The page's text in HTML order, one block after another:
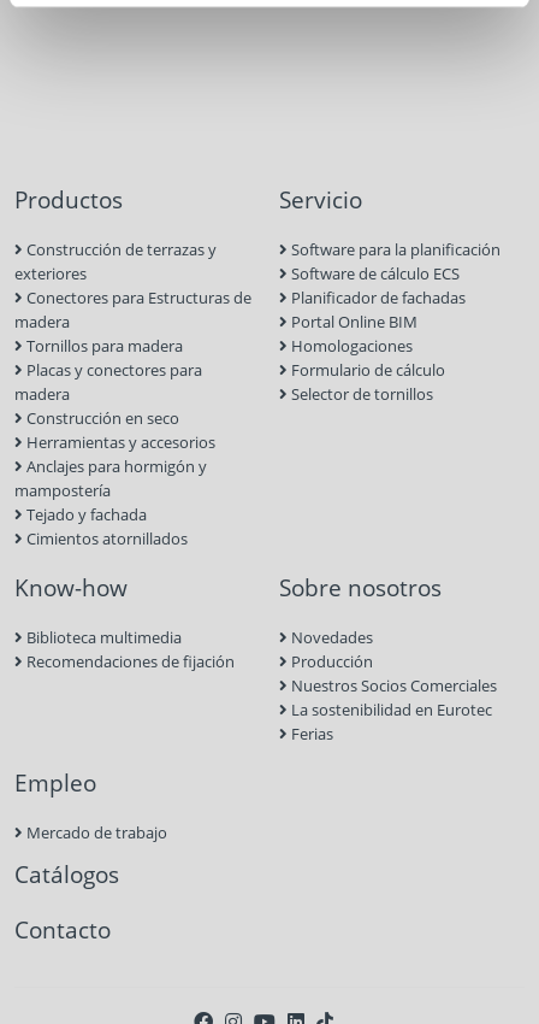
Productos
Construcción de terrazas y
exteriores
Conectores para Estructuras de
madera
Tornillos para madera
Placas y conectores para
madera
Construcción en seco
Herramientas y accesorios
Anclajes para hormigón y
mampostería
Tejado y fachada
Cimientos atornillados
Servicio
Software para la planificación
Software de cálculo ECS
Planificador de fachadas
Portal Online BIM
Homologaciones
Formulario de cálculo
Selector de tornillos
Know-how
Biblioteca multimedia
Recomendaciones de fijación
Sobre nosotros
Novedades
Producción
Nuestros Socios Comerciales
La sostenibilidad en Eurotec
Ferias
Empleo
Mercado de trabajo
Catálogos
Contacto